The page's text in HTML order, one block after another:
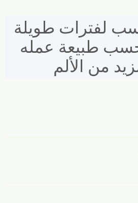
لفترات طويلة
طبيعة عمله
من الألم